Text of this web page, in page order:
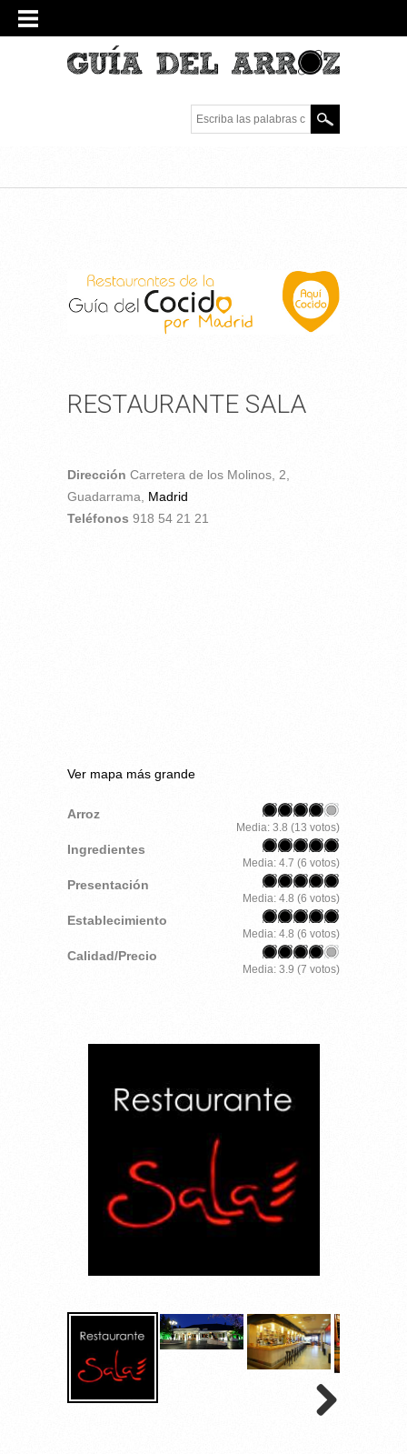
Escriba las palabras
clave.
RESTAURANTE SALA
Dirección Carretera de los Molinos, 2,
Guadarrama, Madrid
Teléfonos 918 54 21 21
Ver mapa más grande
Arroz
Media: 3.8 (13 votos)
Ingredientes
Media: 4.7 (6 votos)
Presentación
Media: 4.8 (6 votos)
Establecimiento
Media: 4.8 (6 votos)
Calidad/Precio
Media: 3.9 (7 votos)